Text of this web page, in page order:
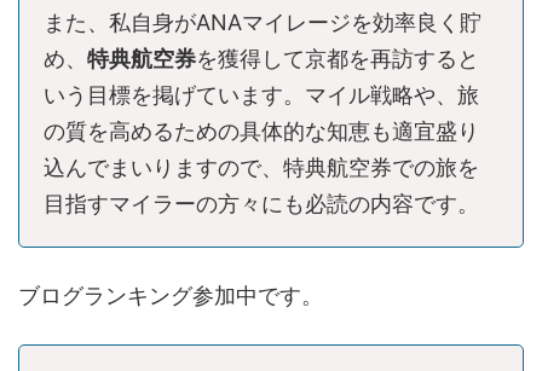
また、私自身がANAマイレージを効率良く貯
め、 特典航空券を獲得して京都を再訪すると
いう目標を掲げています。マイル戦略や、旅
の質を高めるための具体的な知恵も適宜盛り
込んでまいりますので、特典航空券での旅を
目指すマイラーの方々にも必読の内容です。
ブログランキング参加中です。